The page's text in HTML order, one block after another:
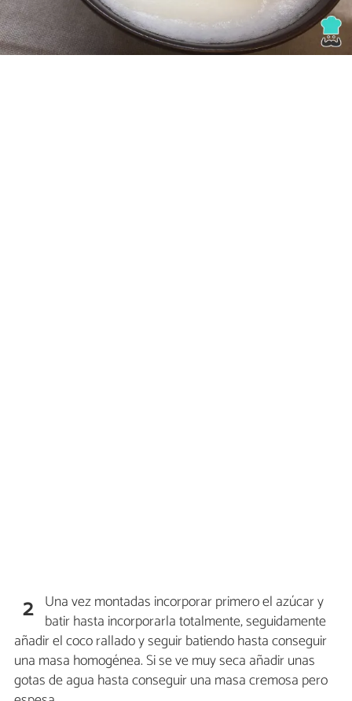
2 Una vez montadas incorporar primero el azúcar y
batir hasta incorporarla totalmente, seguidamente
añadir el coco rallado y seguir batiendo hasta conseguir
una masa homogénea. Si se ve muy seca añadir unas
gotas de agua hasta conseguir una masa cremosa pero